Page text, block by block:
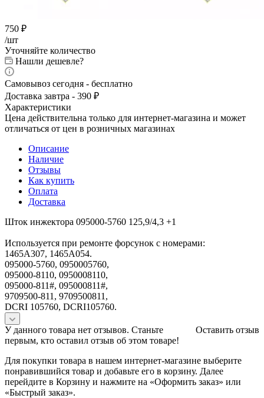
750 ₽
/шт
Уточняйте количество
Нашли дешевле?
Самовывоз сегодня - бесплатно
Доставка завтра - 390 ₽
Характеристики
Цена действительна только для интернет-магазина и может
отличаться от цен в розничных магазинах
Описание
Наличие
Отзывы
Как купить
Оплата
Доставка
Шток инжектора 095000-5760 125,9/4,3 +1
Используется при ремонте форсунок с номерами:
1465A307, 1465A054.
095000-5760, 0950005760,
095000-8110, 0950008110,
095000-811#, 095000811#,
9709500-811, 9709500811,
DCRI 105760, DCRI105760.
Оставить отзыв
У данного товара нет отзывов. Станьте
первым, кто оставил отзыв об этом товаре!
Для покупки товара в нашем интернет-магазине выберите
понравившийся товар и добавьте его в корзину. Далее
перейдите в Корзину и нажмите на «Оформить заказ» или
«Быстрый заказ».